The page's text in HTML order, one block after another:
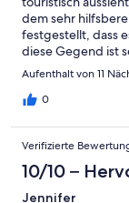
dem sehr
festgestellt, dass
diese Gegend ist
Der Platz ist
man hier
planen. Man spürt
freundlich) oder in
(ebenfalls sehr
bestens
Aufenthaltsort
Aufenthalt von 11
0
Verifizierte
10/10 –
Jennifer